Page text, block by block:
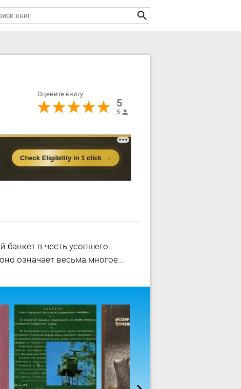
Оцените книгу
5
5
банкет в честь усопшего.
означает весьма многое...